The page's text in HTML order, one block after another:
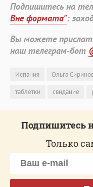
Подпишитесь на
Вне формата":
Вы можете
наш телеграм-бот
Испания Ольга
таблетки
свидание
Подпишитесь
Только